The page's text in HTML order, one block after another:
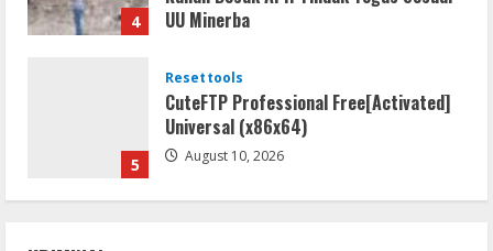
4
UU Minerba
5
Resettools
CuteFTP Professional Free[Activated]
Universal (x86x64)
August 10, 2026